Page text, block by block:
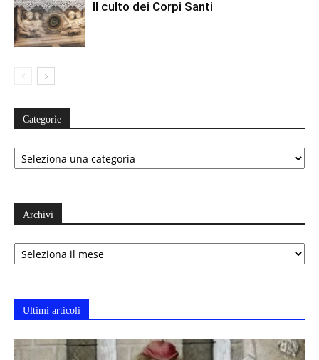
Il culto dei Corpi Santi
Categorie
Categorie
Archivi
Archivi
Ultimi articoli